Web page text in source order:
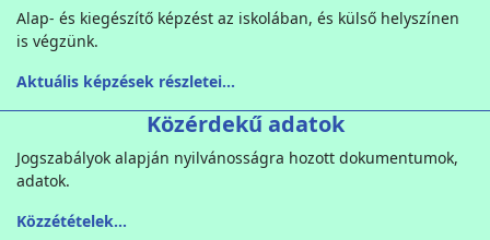
Alap- és kiegészítő képzést az iskolában, és külső helyszínen
is végzünk.
Aktuális képzések részletei...
Közérdekű adatok
Jogszabályok alapján nyilvánosságra hozott dokumentumok,
adatok.
Közzétételek...